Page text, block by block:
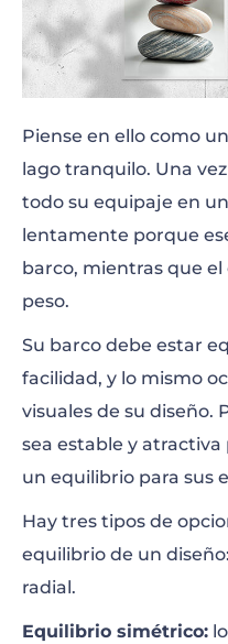
Piense en ello como
lago tranquilo. Una
todo su equipaje en
lentamente porque
barco, mientras que
peso.
Su barco debe estar
facilidad, y lo mismo
visuales de su diseño.
sea estable y
un equilibrio para sus
Hay tres tipos de
equilibrio de un
radial.
Equilibrio simétrico: